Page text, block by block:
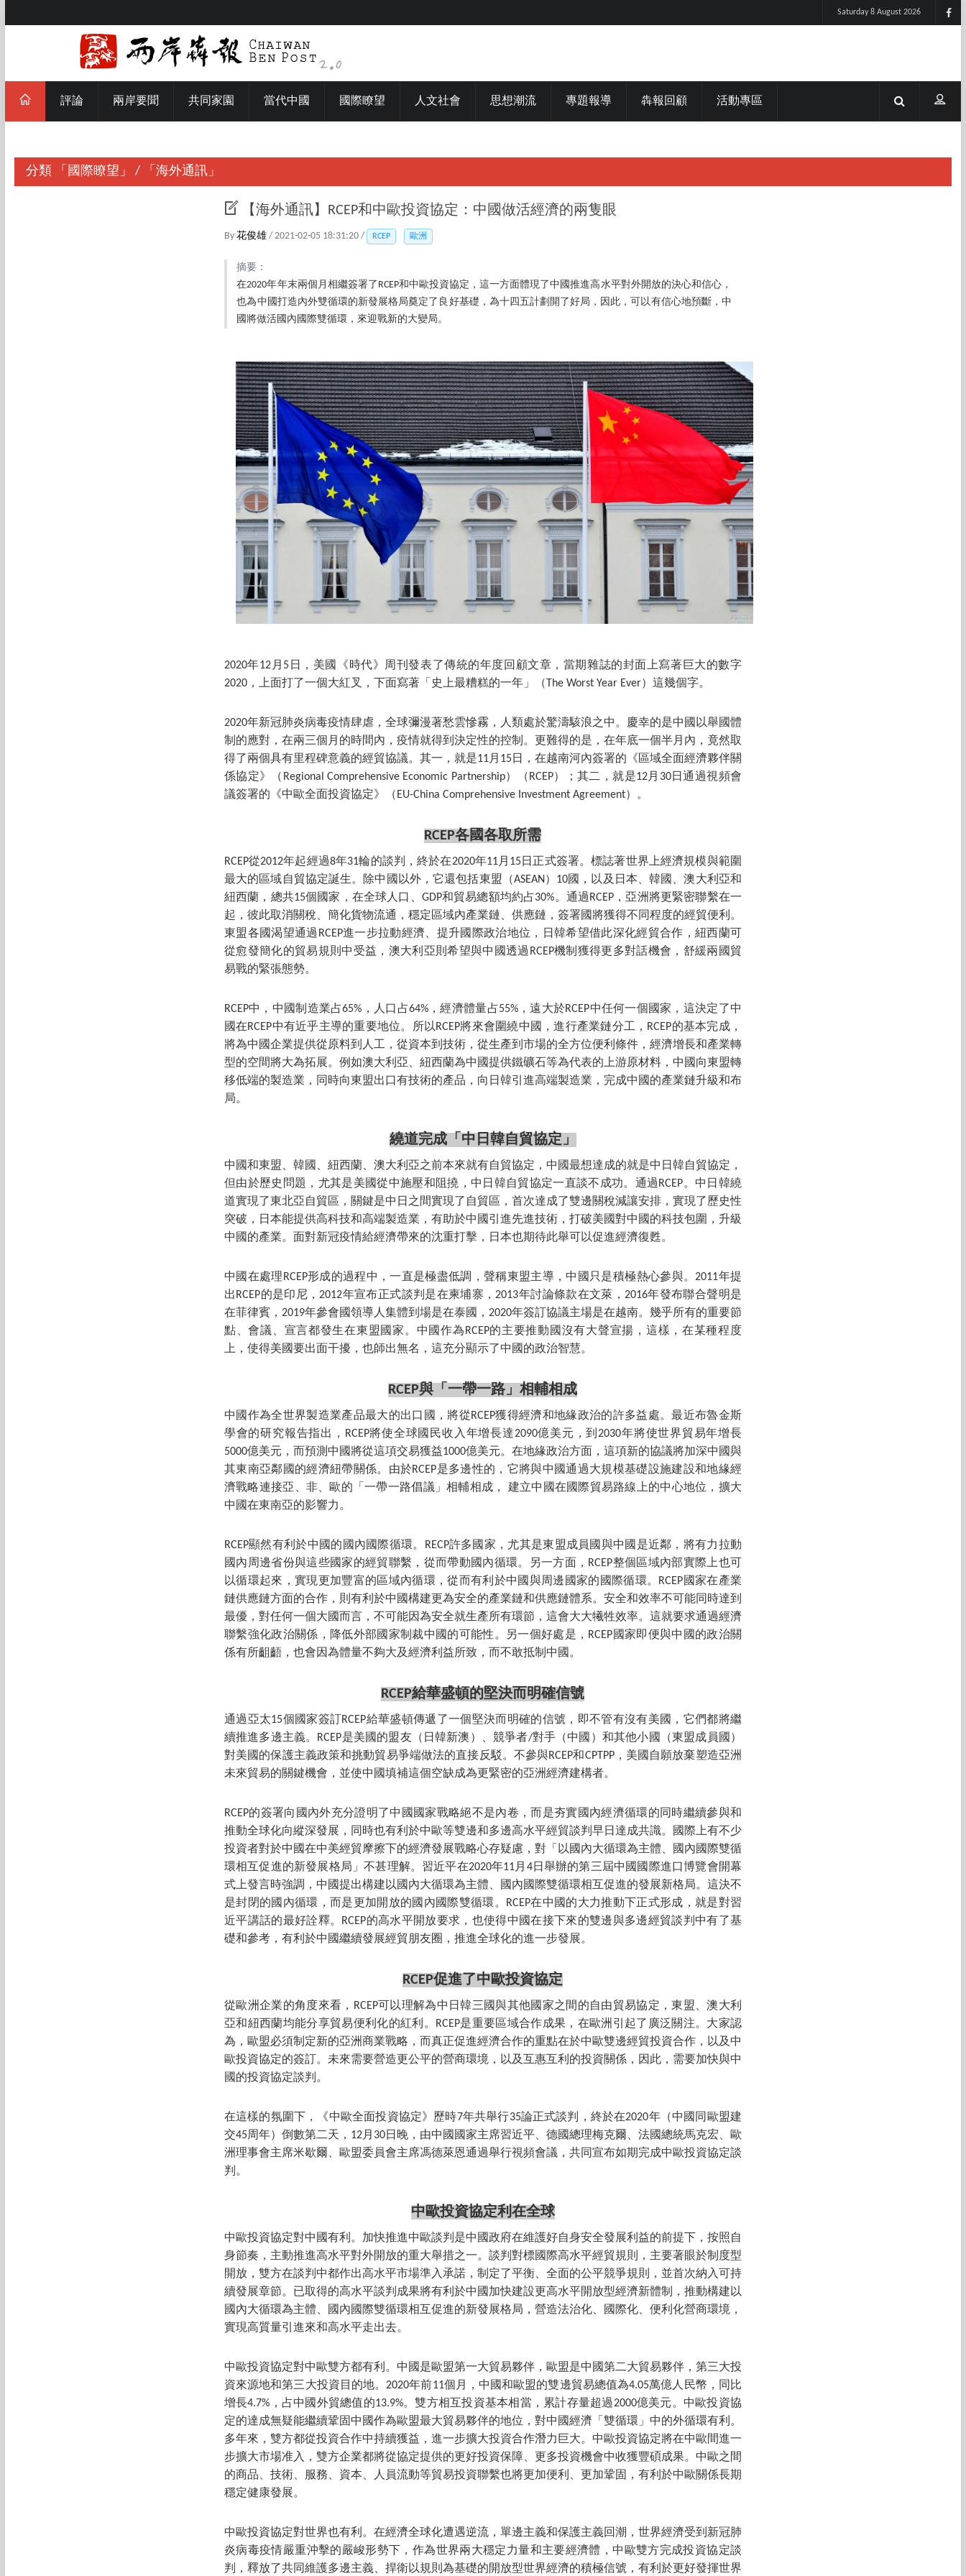
Saturday 8 August 2026
評論 兩岸要聞 共同家園 當代中國 國際瞭望 人文社會 思想潮流 專題報導 犇報回顧 活動專區
分類 「國際瞭望」 / 「海外通訊」
【海外通訊】RCEP和中歐投資協定：中國做活經濟的兩隻眼
By 花俊雄 / 2021-02-05 18:31:20 / RCEP 歐洲
摘要：
在2020年年末兩個月相繼簽署了RCEP和中歐投資協定，這一方面體現了中國推進高水平對外開放的決心和信心，
也為中國打造內外雙循環的新發展格局奠定了良好基礎，為十四五計劃開了好局，因此，可以有信心地預斷，中
國將做活國內國際雙循環，來迎戰新的大變局。
2020年12月5日，美國《時代》周刊發表了傳統的年度回顧文章，當期雜誌的封面上寫著巨大的數字
2020，上面打了一個大紅叉，下面寫著「史上最糟糕的一年」（The Worst Year Ever）這幾個字。
2020年新冠肺炎病毒疫情肆虐，全球彌漫著愁雲慘霧，人類處於驚濤駭浪之中。慶幸的是中國以舉國體
制的應對，在兩三個月的時間內，疫情就得到決定性的控制。更難得的是，在年底一個半月內，竟然取
得了兩個具有里程碑意義的經貿協議。其一，就是11月15日，在越南河內簽署的《區域全面經濟夥伴關
係協定》（Regional Comprehensive Economic Partnership）（RCEP）；其二，就是12月30日通過視頻會
議簽署的《中歐全面投資協定》（EU-China Comprehensive Investment Agreement）。
RCEP各國各取所需
RCEP從2012年起經過8年31輪的談判，終於在2020年11月15日正式簽署。標誌著世界上經濟規模與範圍
最大的區域自貿協定誕生。除中國以外，它還包括東盟（ASEAN）10國，以及日本、韓國、澳大利亞和
紐西蘭，總共15個國家，在全球人口、GDP和貿易總額均約占30%。通過RCEP，亞洲將更緊密聯繫在一
起，彼此取消關稅、簡化貨物流通，穩定區域內產業鏈、供應鏈，簽署國將獲得不同程度的經貿便利。
東盟各國渴望通過RCEP進一步拉動經濟、提升國際政治地位，日韓希望借此深化經貿合作，紐西蘭可
從愈發簡化的貿易規則中受益，澳大利亞則希望與中國透過RCEP機制獲得更多對話機會，舒緩兩國貿
易戰的緊張態勢。
RCEP中，中國制造業占65%，人口占64%，經濟體量占55%，遠大於RCEP中任何一個國家，這決定了中
國在RCEP中有近乎主導的重要地位。所以RCEP將來會圍繞中國，進行產業鏈分工，RCEP的基本完成，
將為中國企業提供從原料到人工，從資本到技術，從生產到市場的全方位便利條件，經濟增長和產業轉
型的空間將大為拓展。例如澳大利亞、紐西蘭為中國提供鐵礦石等為代表的上游原材料，中國向東盟轉
移低端的製造業，同時向東盟出口有技術的產品，向日韓引進高端製造業，完成中國的產業鏈升級和布
局。
繞道完成「中日韓自貿協定」
中國和東盟、韓國、紐西蘭、澳大利亞之前本來就有自貿協定，中國最想達成的就是中日韓自貿協定，
但由於歷史問題，尤其是美國從中施壓和阻撓，中日韓自貿協定一直談不成功。通過RCEP。中日韓繞
道實現了東北亞自貿區，關鍵是中日之間實現了自貿區，首次達成了雙邊關稅減讓安排，實現了歷史性
突破，日本能提供高科技和高端製造業，有助於中國引進先進技術，打破美國對中國的科技包圍，升級
中國的產業。面對新冠疫情給經濟帶來的沈重打擊，日本也期待此舉可以促進經濟復甦。
中國在處理RCEP形成的過程中，一直是極盡低調，聲稱東盟主導，中國只是積極熱心參與。2011年提
出RCEP的是印尼，2012年宣布正式談判是在柬埔寨，2013年討論條款在文萊，2016年發布聯合聲明是
在菲律賓，2019年參會國領導人集體到場是在泰國，2020年簽訂協議主場是在越南。幾乎所有的重要節
點、會議、宣言都發生在東盟國家。中國作為RCEP的主要推動國沒有大聲宣揚，這樣，在某種程度
上，使得美國要出面干擾，也師出無名，這充分顯示了中國的政治智慧。
RCEP與「一帶一路」相輔相成
中國作為全世界製造業產品最大的出口國，將從RCEP獲得經濟和地緣政治的許多益處。最近布魯金斯
學會的研究報告指出，RCEP將使全球國民收入年增長達2090億美元，到2030年將使世界貿易年增長
5000億美元，而預測中國將從這項交易獲益1000億美元。在地緣政治方面，這項新的協議將加深中國與
其東南亞鄰國的經濟紐帶關係。由於RCEP是多邊性的，它將與中國通過大規模基礎設施建設和地緣經
濟戰略連接亞、非、歐的「一帶一路倡議」相輔相成， 建立中國在國際貿易路線上的中心地位，擴大
中國在東南亞的影響力。
RCEP顯然有利於中國的國內國際循環。RECP許多國家，尤其是東盟成員國與中國是近鄰，將有力拉動
國內周邊省份與這些國家的經貿聯繫，從而帶動國內循環。另一方面，RCEP整個區域內部實際上也可
以循環起來，實現更加豐富的區域內循環，從而有利於中國與周邊國家的國際循環。RCEP國家在產業
鏈供應鏈方面的合作，則有利於中國構建更為安全的產業鏈和供應鏈體系。安全和效率不可能同時達到
最優，對任何一個大國而言，不可能因為安全就生產所有環節，這會大大犧牲效率。這就要求通過經濟
聯繫強化政治關係，降低外部國家制裁中國的可能性。另一個好處是，RCEP國家即便與中國的政治關
係有所齟齬，也會因為體量不夠大及經濟利益所致，而不敢抵制中國。
RCEP給華盛頓的堅決而明確信號
通過亞太15個國家簽訂RCEP給華盛頓傳遞了一個堅決而明確的信號，即不管有沒有美國，它們都將繼
續推進多邊主義。RCEP是美國的盟友（日韓新澳）、競爭者/對手（中國）和其他小國（東盟成員國）
對美國的保護主義政策和挑動貿易爭端做法的直接反駁。不參與RCEP和CPTPP，美國自願放棄塑造亞洲
未來貿易的關鍵機會，並使中國填補這個空缺成為更緊密的亞洲經濟建構者。
RCEP的簽署向國內外充分證明了中國國家戰略絕不是內卷，而是夯實國內經濟循環的同時繼續參與和
推動全球化向縱深發展，同時也有利於中歐等雙邊和多邊高水平經貿談判早日達成共識。國際上有不少
投資者對於中國在中美經貿摩擦下的經濟發展戰略心存疑慮，對「以國內大循環為主體、國內國際雙循
環相互促進的新發展格局」不甚理解。習近平在2020年11月4日舉辦的第三屆中國國際進口博覽會開幕
式上發言時強調，中國提出構建以國內大循環為主體、國內國際雙循環相互促進的發展新格局。這決不
是封閉的國內循環，而是更加開放的國內國際雙循環。RCEP在中國的大力推動下正式形成，就是對習
近平講話的最好詮釋。RCEP的高水平開放要求，也使得中國在接下來的雙邊與多邊經貿談判中有了基
礎和參考，有利於中國繼續發展經貿朋友圈，推進全球化的進一步發展。
RCEP促進了中歐投資協定
從歐洲企業的角度來看，RCEP可以理解為中日韓三國與其他國家之間的自由貿易協定，東盟、澳大利
亞和紐西蘭均能分享貿易便利化的紅利。RCEP是重要區域合作成果，在歐洲引起了廣泛關注。大家認
為，歐盟必須制定新的亞洲商業戰略，而真正促進經濟合作的重點在於中歐雙邊經貿投資合作，以及中
歐投資協定的簽訂。未來需要營造更公平的營商環境，以及互惠互利的投資關係，因此，需要加快與中
國的投資協定談判。
在這樣的氛圍下，《中歐全面投資協定》歷時7年共舉行35論正式談判，終於在2020年（中國同歐盟建
交45周年）倒數第二天，12月30日晚，由中國國家主席習近平、德國總理梅克爾、法國總統馬克宏、歐
洲理事會主席米歇爾、歐盟委員會主席馮德萊恩通過舉行視頻會議，共同宣布如期完成中歐投資協定談
判。
中歐投資協定利在全球
中歐投資協定對中國有利。加快推進中歐談判是中國政府在維護好自身安全發展利益的前提下，按照自
身節奏，主動推進高水平對外開放的重大舉措之一。談判對標國際高水平經貿規則，主要著眼於制度型
開放，雙方在談判中都作出高水平市場準入承諾，制定了平衡、全面的公平競爭規則，並首次納入可持
續發展章節。已取得的高水平談判成果將有利於中國加快建設更高水平開放型經濟新體制，推動構建以
國內大循環為主體、國內國際雙循環相互促進的新發展格局，營造法治化、國際化、便利化營商環境，
實現高質量引進來和高水平走出去。
中歐投資協定對中歐雙方都有利。中國是歐盟第一大貿易夥伴，歐盟是中國第二大貿易夥伴，第三大投
資來源地和第三大投資目的地。2020年前11個月，中國和歐盟的雙邊貿易總值為4.05萬億人民幣，同比
增長4.7%，占中國外貿總值的13.9%。雙方相互投資基本相當，累計存量超過2000億美元。中歐投資協
定的達成無疑能繼續鞏固中國作為歐盟最大貿易夥伴的地位，對中國經濟「雙循環」中的外循環有利。
多年來，雙方都從投資合作中持續獲益，進一步擴大投資合作潛力巨大。中歐投資協定將在中歐間進一
步擴大市場准入，雙方企業都將從協定提供的更好投資保障、更多投資機會中收獲豐碩成果。中歐之間
的商品、技術、服務、資本、人員流動等貿易投資聯繫也將更加便利、更加鞏固，有利於中歐關係長期
穩定健康發展。
中歐投資協定對世界也有利。在經濟全球化遭遇逆流，單邊主義和保護主義回潮，世界經濟受到新冠肺
炎病毒疫情嚴重沖擊的嚴峻形勢下，作為世界兩大穩定力量和主要經濟體，中歐雙方完成投資協定談
判，釋放了共同維護多邊主義、捍衛以規則為基礎的開放型世界經濟的積極信號，有利於更好發揮世界